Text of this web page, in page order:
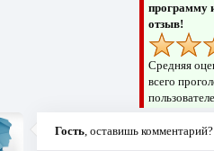
программу
отзыв!
Средняя
всего
Гость, оставишь комментарий?